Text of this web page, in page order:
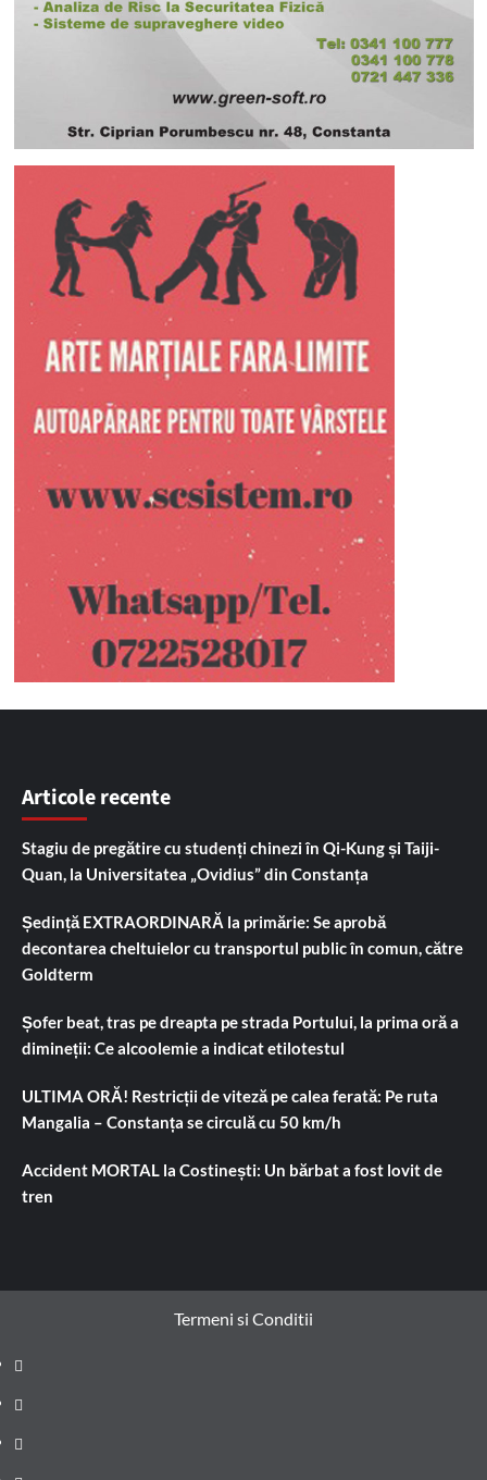
Articole recente
Stagiu de pregătire cu studenți chinezi în Qi-Kung și Taiji-
Quan, la Universitatea „Ovidius” din Constanța
Ședință EXTRAORDINARĂ la primărie: Se aprobă
decontarea cheltuielor cu transportul public în comun, către
Goldterm
Șofer beat, tras pe dreapta pe strada Portului, la prima oră a
dimineții: Ce alcoolemie a indicat etilotestul
ULTIMA ORĂ! Restricții de viteză pe calea ferată: Pe ruta
Mangalia – Constanța se circulă cu 50 km/h
Accident MORTAL la Costinești: Un bărbat a fost lovit de
tren
Termeni si Conditii
Prima
pagină
Știri
de
ultima
Administrație